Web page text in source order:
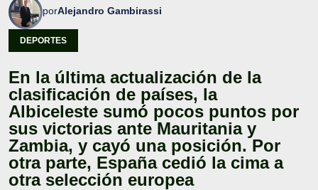
porAlejandro Gambirassi
DEPORTES
En la última actualización de la
clasificación de países, la
Albiceleste sumó pocos puntos por
sus victorias ante Mauritania y
Zambia, y cayó una posición. Por
otra parte, España cedió la cima a
otra selección europea